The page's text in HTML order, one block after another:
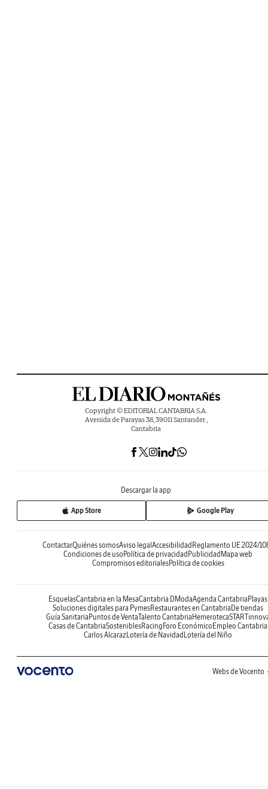
Copyright © EDITORIAL CANTABRIA S.A.
Avenida de Parayas 38, 39011 Santander ,
Cantabria
Descargar la app
App Store Google Play
ContactarQuiénes somosAviso legal Accesibilidad Reglamento UE 2024/
Condiciones de uso Política de privacidad Publicidad Mapa web
Compromisos editorialesPolítica de cookies
EsquelasCantabria en la MesaCantabria DModaAgenda Cantabria Playas
Soluciones digitales para PymesRestaurantes en Cantabria De tiendas
Guía Sanitaria Puntos de VentaTalento Cantabria Hemeroteca
Casas de CantabriaSosteniblesRacing Foro Económico Empleo Cantabria
Carlos Alcaraz Lotería de Navidad Lotería del Niño
Webs de Vocento